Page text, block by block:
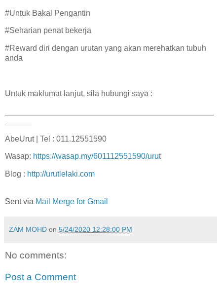
#Untuk Bakal Pengantin
#Seharian penat bekerja
#Reward diri dengan urutan yang akan merehatkan tubuh
anda
Untuk maklumat lanjut, sila hubungi saya :
AbeUrut | Tel : 011.12551590
Wasap: https://wasap.my/601112551590/urut
Blog : http://urutlelaki.com
Sent via Mail Merge for Gmail
ZAM MOHD on 5/24/2020 12:28:00 PM
No comments:
Post a Comment